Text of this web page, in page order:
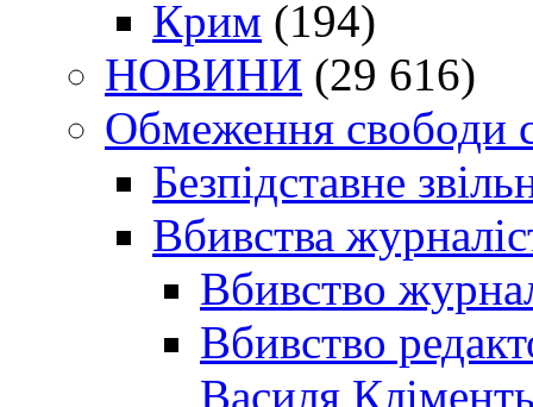
Крим (194)
НОВИНИ (29 616)
Обмеження свободи
Безпідставне
Вбивства
Вбивство
Вбивство
Василя